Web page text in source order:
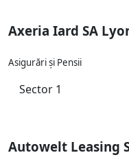
Axeria Iard SA
Asigurări și Pensii
Sector 1
Autowelt Leasing